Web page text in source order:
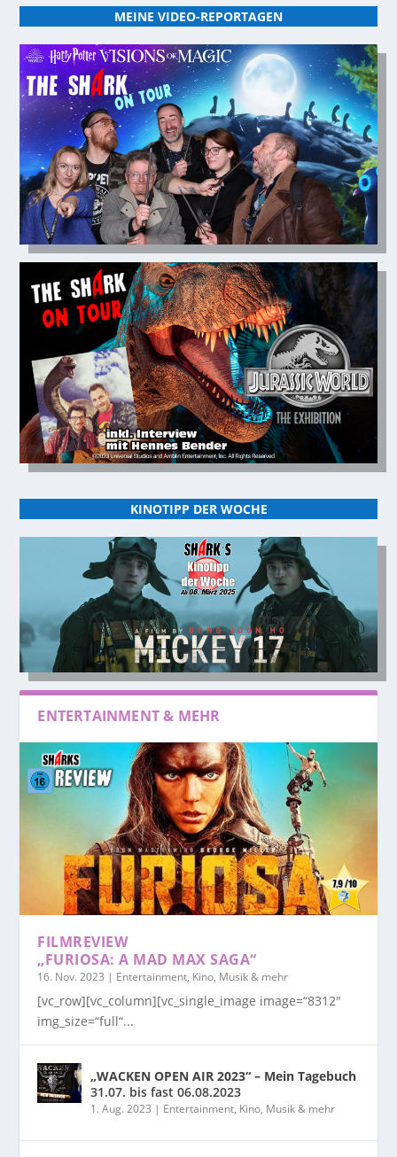
MEINE VIDEO-REPORTAGEN
KINOTIPP DER WOCHE
ENTERTAINMENT & MEHR
FILMREVIEW
„FURIOSA: A MAD MAX SAGA“
16. Nov. 2023 | Entertainment, Kino, Musik & mehr
[vc_row][vc_column][vc_single_image image=“8312″
img_size=“full“...
„WACKEN OPEN AIR 2023“ – Mein Tagebuch
31.07. bis fast 06.08.2023
1. Aug. 2023 | Entertainment, Kino, Musik & mehr